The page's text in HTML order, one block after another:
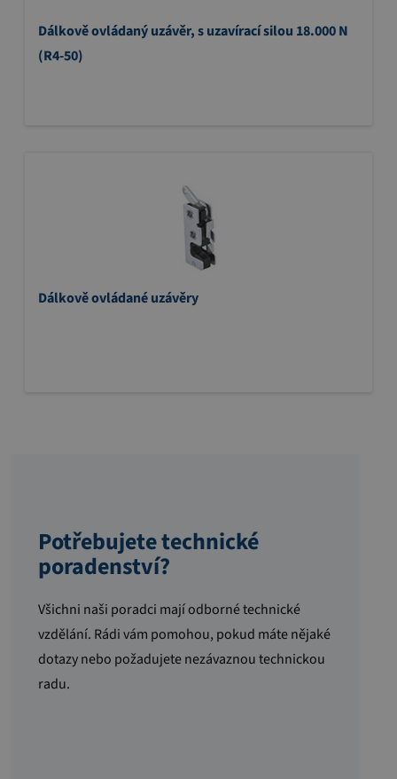
Dálkově ovládaný uzávěr, s uzavírací silou 18.000 N
(R4-50)
Dálkově ovládané uzávěry
Potřebujete technické
poradenství?
Všichni naši poradci mají odborné technické
vzdělání. Rádi vám pomohou, pokud máte nějaké
dotazy nebo požadujete nezávaznou technickou
radu.